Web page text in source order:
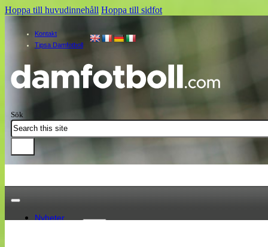
Hoppa till huvudinnehåll Hoppa till sidfot
Kontakt
Tipsa Damfotboll
Sök
Nyheter